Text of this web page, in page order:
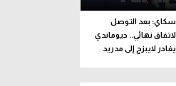
سكاي: بعد التوصل
لاتفاق نهائي.. ديوماندي
يغادر لايبزج إلى مدريد